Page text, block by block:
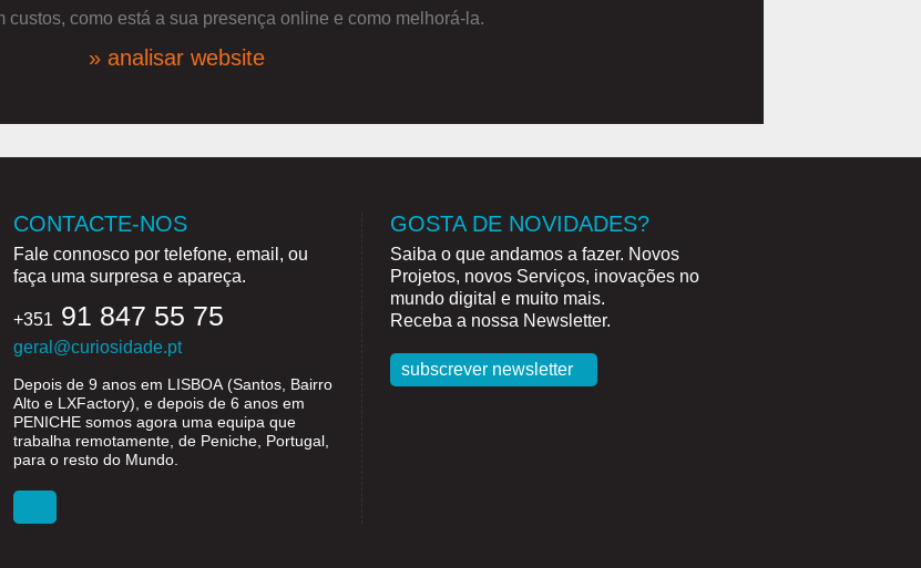
custos, como está a sua presença online e como melhorá-la.
» analisar website
CONTACTE-NOS
Fale connosco por telefone, email, ou
faça uma surpresa e apareça.
+351 91 847 55 75
geral@curiosidade.pt
Depois de 9 anos em LISBOA (Santos, Bairro
Alto e LXFactory), e depois de 6 anos em
PENICHE somos agora uma equipa que
trabalha remotamente, de Peniche, Portugal,
para o resto do Mundo.
GOSTA DE NOVIDADES?
Saiba o que andamos a fazer. Novos
Projetos, novos Serviços, inovações no
mundo digital e muito mais.
Receba a nossa Newsletter.
subscrever newsletter